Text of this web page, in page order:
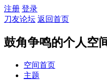
注册 登录
刀友论坛 返回首页
鼓角争鸣的个人空
空间首页
主题